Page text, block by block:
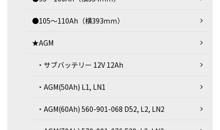
●105～110Ah（横393ｍｍ）
★AGM
・サブバッテリー 12V 12Ah
・AGM(50Ah) L1, LN1
・AGM(60Ah) 560-901-068 D52, L2, LN2